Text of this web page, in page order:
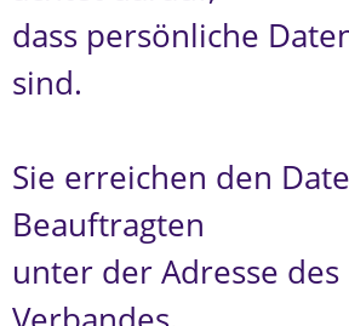
dass persönliche
sind.
Sie erreichen den
Beauftragten
unter der Adresse des